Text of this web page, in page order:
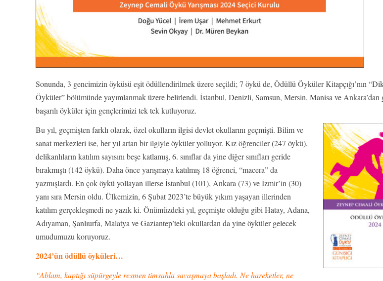
Sonunda, 3 gencimizin öyküsü eşit ödüllendirilmek üzere seçildi; 7 öykü de, Ödüllü Öyküler Kitapçığı’nın
Öyküler” bölümünde yayımlanmak üzere belirlendi. İstanbul, Denizli, Samsun, Mersin, Manisa ve Ankara’dan
başarılı öyküler için gençlerimizi tek tek kutluyoruz.
Bu yıl, geçmişten farklı olarak, özel okulların ilgisi devlet okullarını geçmişti. Bilim ve
sanat merkezleri ise, her yıl artan bir ilgiyle öyküler yolluyor. Kız öğrenciler (247 öykü),
delikanlıların katılım sayısını beşe katlamış, 6. sınıflar da yine diğer sınıfları geride
bırakmıştı (142 öykü). Daha önce yarışmaya katılmış 18 öğrenci, “macera” da
yazmışlardı. En çok öykü yollayan illerse İstanbul (101), Ankara (73) ve İzmir’in (30)
yanı sıra Mersin oldu. Ülkemizin, 6 Şubat 2023’te büyük yıkım yaşayan illerinden
katılım gerçekleşmedi ne yazık ki. Önümüzdeki yıl, geçmişte olduğu gibi Hatay, Adana,
Adıyaman, Şanlıurfa, Malatya ve Gaziantep’teki okullardan da yine öyküler gelecek
umudumuzu koruyoruz.
2024’ün ödüllü öyküleri…
“Ablam, kaptığı süpürgeyle resmen timsahla savaşmaya başladı. Ne hareketler, ne